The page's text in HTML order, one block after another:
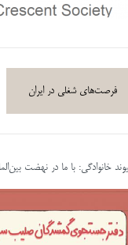
فرصت‌های شغلی در ایران
خانوادگی: با ما در نهضت